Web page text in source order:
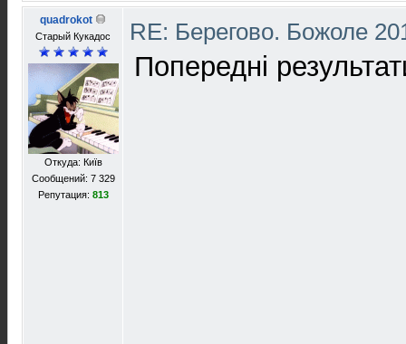
quadrokot
Старый Кукадос
Откуда: Київ
Сообщений: 7 329
Репутация: 813
RE: Берегово. Божоле
Попередні